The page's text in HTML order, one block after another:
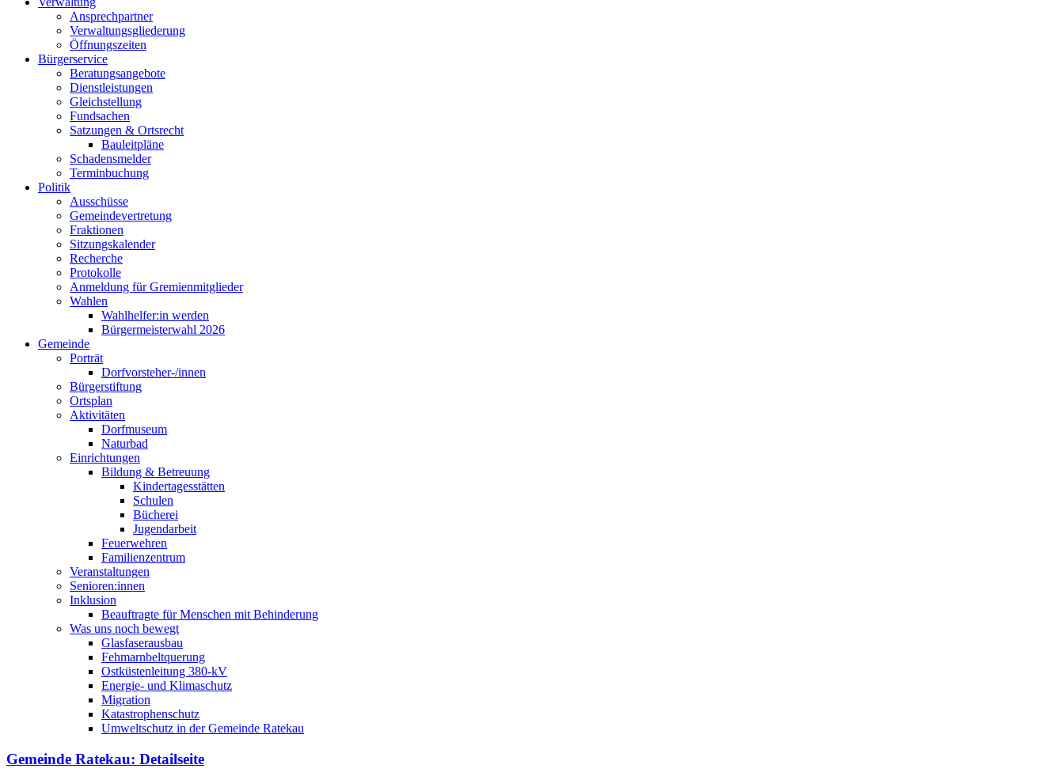
Ansprechpartner
Verwaltungsgliederung
Öffnungszeiten
Bürgerservice
Beratungsangebote
Dienstleistungen
Gleichstellung
Fundsachen
Satzungen & Ortsrecht
Bauleitpläne
Schadensmelder
Terminbuchung
Politik
Ausschüsse
Gemeindevertretung
Fraktionen
Sitzungskalender
Recherche
Protokolle
Anmeldung für Gremienmitglieder
Wahlen
Wahlhelfer:in werden
Bürgermeisterwahl 2026
Gemeinde
Porträt
Dorfvorsteher-/innen
Bürgerstiftung
Ortsplan
Aktivitäten
Dorfmuseum
Naturbad
Einrichtungen
Bildung & Betreuung
Kindertagesstätten
Schulen
Bücherei
Jugendarbeit
Feuerwehren
Familienzentrum
Veranstaltungen
Senioren:innen
Inklusion
Beauftragte für Menschen mit Behinderung
Was uns noch bewegt
Glasfaserausbau
Fehmarnbeltquerung
Ostküstenleitung 380-kV
Energie- und Klimaschutz
Migration
Katastrophenschutz
Umweltschutz in der Gemeinde Ratekau
Gemeinde Ratekau: Detailseite